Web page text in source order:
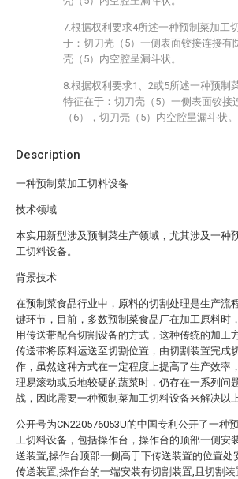
Description
一种预制菜加工切料设备
技术领域
本实用新型涉及预制菜生产领域，尤其涉及一种
工切料设备。
背景技术
在预制菜食品行业中，原料的切割处理是生产流
键环节，目前，多数预制菜食品厂在加工原料时
用传送带配合切割设备的方式，这种传统的加工
传送带将原料运送至切割位置，由切割装置完成
作，虽然这种方式在一定程度上提高了生产效率
理易滚动或质地较硬的蔬菜时，仍存在一系列问
战，因此需要一种预制菜加工切料设备来解决以
公开号为CN220576053U的中国专利公开了一种
工切料设备，包括操作台，操作台的顶部一侧安
送装置,操作台顶部一侧高于下传送装置的位置处
传送装置,操作台的一端安装有切割装置,且切割装
7.根据权利要求4所述一种预制菜加工
于：切刀壳（5）一侧表面铰接连接有
壳（5）内空腔呈漏斗状。
8.根据权利要求1、2或5所述一种预制
特征在于：切刀壳（5）一侧表面铰接
（6），切刀壳（5）内空腔呈漏斗状。